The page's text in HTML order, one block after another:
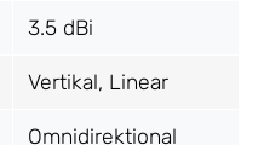
3.5 dBi
Vertikal, Linear
Omnidirektional